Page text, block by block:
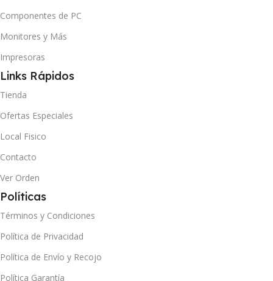
Componentes de PC
Monitores y Más
Impresoras
Links Rápidos
Tienda
Ofertas Especiales
Local Fisico
Contacto
Ver Orden
Políticas
Términos y Condiciones
Política de Privacidad
Política de Envío y Recojo
Política Garantía